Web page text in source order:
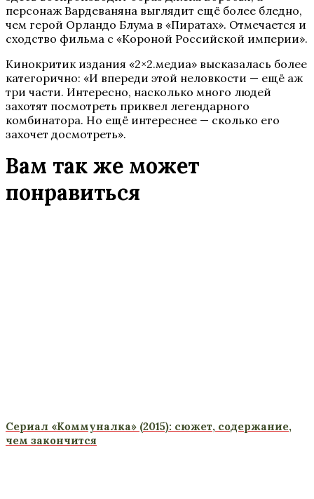
персонаж Вардеваняна выглядит ещё более бледно,
чем герой Орландо Блума в «Пиратах». Отмечается и
сходство фильма с «Короной Российской империи».
Кинокритик издания «2×2.медиа» высказалась более
категорично: «И впереди этой неловкости — ещё аж
три части. Интересно, насколько много людей
захотят посмотреть приквел легендарного
комбинатора. Но ещё интереснее — сколько его
захочет досмотреть».
Вам так же может
понравиться
Сериал «Коммуналка» (2015): сюжет, содержание,
чем закончится